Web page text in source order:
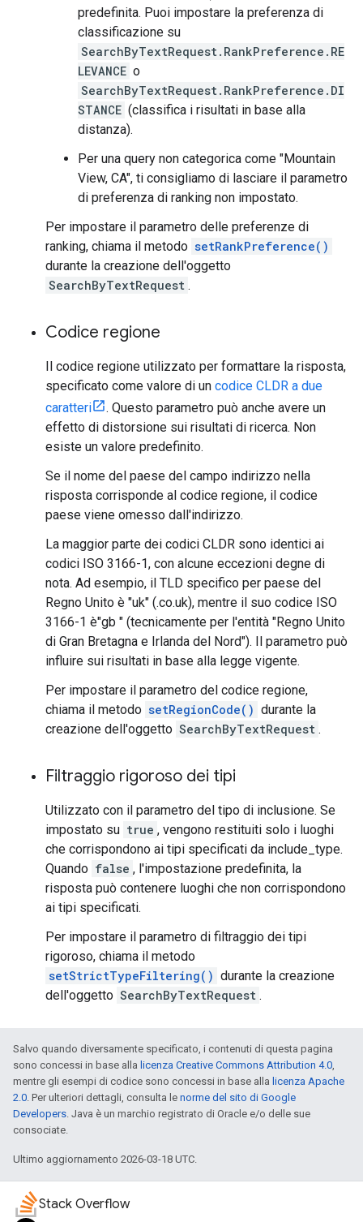
predefinita. Puoi impostare la preferenza di
classificazione su
SearchByTextRequest.RankPreference.RE
LEVANCE o
SearchByTextRequest.RankPreference.DI
STANCE (classifica i risultati in base alla
distanza).
Per una query non categorica come "Mountain
View, CA", ti consigliamo di lasciare il parametro
di preferenza di ranking non impostato.
Per impostare il parametro delle preferenze di
ranking, chiama il metodo setRankPreference()
durante la creazione dell'oggetto
SearchByTextRequest .
Codice regione
Il codice regione utilizzato per formattare la risposta,
specificato come valore di un codice CLDR a due
caratteri
. Questo parametro può anche avere un
effetto di distorsione sui risultati di ricerca. Non
esiste un valore predefinito.
Se il nome del paese del campo indirizzo nella
risposta corrisponde al codice regione, il codice
paese viene omesso dall'indirizzo.
La maggior parte dei codici CLDR sono identici ai
codici ISO 3166-1, con alcune eccezioni degne di
nota. Ad esempio, il TLD specifico per paese del
Regno Unito è "uk" (.co.uk), mentre il suo codice ISO
3166-1 è"gb " (tecnicamente per l'entità "Regno Unito
di Gran Bretagna e Irlanda del Nord"). Il parametro può
influire sui risultati in base alla legge vigente.
Per impostare il parametro del codice regione,
chiama il metodo setRegionCode() durante la
creazione dell'oggetto SearchByTextRequest .
Filtraggio rigoroso dei tipi
Utilizzato con il parametro del tipo di inclusione. Se
impostato su true , vengono restituiti solo i luoghi
che corrispondono ai tipi specificati da include_type.
Quando false , l'impostazione predefinita, la
risposta può contenere luoghi che non corrispondono
ai tipi specificati.
Per impostare il parametro di filtraggio dei tipi
rigoroso, chiama il metodo
setStrictTypeFiltering() durante la creazione
dell'oggetto SearchByTextRequest .
Salvo quando diversamente specificato, i contenuti di questa pagina
sono concessi in base alla licenza Creative Commons Attribution 4.0,
mentre gli esempi di codice sono concessi in base alla licenza Apache
2.0. Per ulteriori dettagli, consulta le norme del sito di Google
Developers. Java è un marchio registrato di Oracle e/o delle sue
consociate.
Ultimo aggiornamento 2026-03-18 UTC.
Stack Overflow